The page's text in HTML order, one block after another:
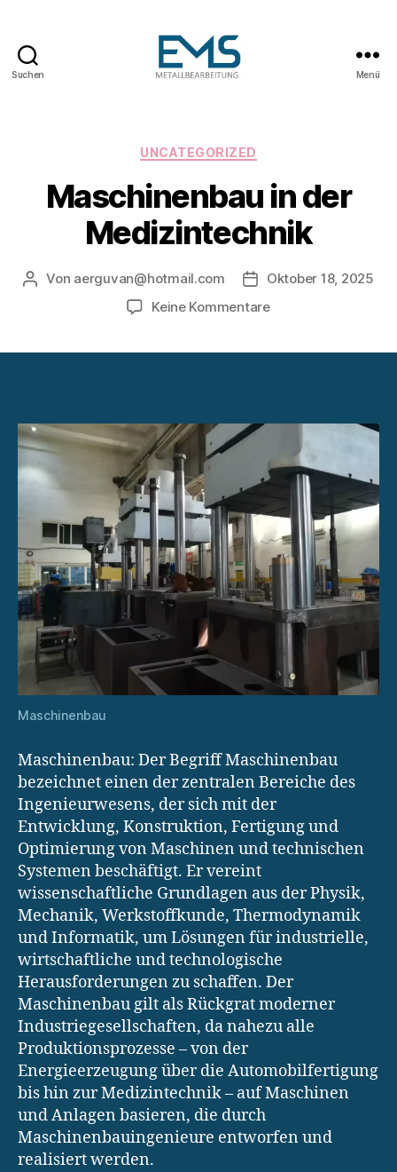
Suchen Menü
Kategorien
UNCATEGORIZED
Maschinenbau in der
Medizintechnik
Beitragsautor
Von aerguvan@hotmail.com
Oktober 18, 2025
Keine Kommentarezu
Maschinenbau
Maschinenbau: Der Begriff Maschinenbau
bezeichnet einen der zentralen Bereiche des
Ingenieurwesens, der sich mit der
Entwicklung, Konstruktion, Fertigung und
Optimierung von Maschinen und technischen
Systemen beschäftigt. Er vereint
wissenschaftliche Grundlagen aus der Physik,
Mechanik, Werkstoffkunde, Thermodynamik
und Informatik, um Lösungen für industrielle,
wirtschaftliche und technologische
Herausforderungen zu schaffen. Der
Maschinenbau gilt als Rückgrat moderner
Industriegesellschaften, da nahezu alle
Produktionsprozesse – von der
Energieerzeugung über die Automobilfertigung
bis hin zur Medizintechnik – auf Maschinen
und Anlagen basieren, die durch
Maschinenbauingenieure entworfen und
realisiert werden.